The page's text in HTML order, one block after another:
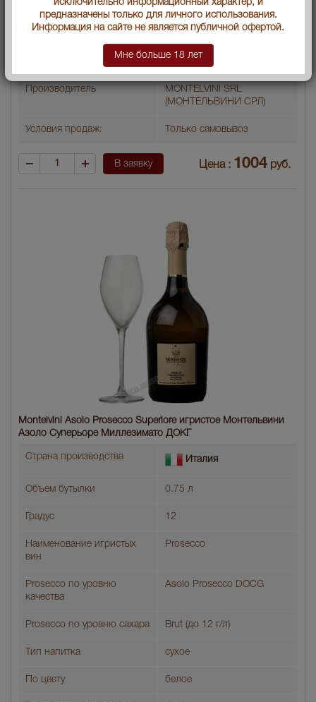
Объем бутылки 0.75 л
Градус
Производитель
MONTELVINI SRL
(МОНТЕЛЬВИНИ СРЛ)
Условия продаж: Только самовывоз
В заявку Цена : 1004 руб.
Montelvini Asolo Prosecco Superiore игристое Монтельвини
Азоло Суперьоре Миллезимато ДОКГ
Страна производства Италия
Объем бутылки 0.75 л
Градус 12
Наименование игристых
вин
Prosecco
Prosecco по уровню
качества
Asolo Prosecco DOCG
Prosecco по уровню сахара Brut (до 12 г/л)
Тип напитка сухое
По цвету белое
исключительно информационный характер, и
предназначены только для личного использования.
Информация на сайте не является публичной офертой.
Мне больше 18 лет